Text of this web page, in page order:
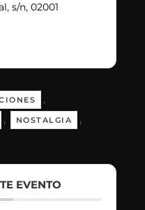
s/n, 02001
,
, NOSTALGIA ,
EVENTO